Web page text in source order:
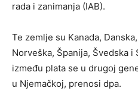
rada i zanimanja (IAB).
Te zemlje su Kanada,
Norveška, Španija, Švedska i
između plata se u drugoj
u Njemačkoj, prenosi dpa.